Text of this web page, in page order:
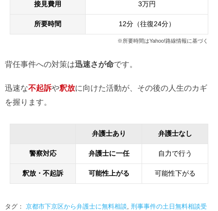
接見費用 3万円
所要時間 12分（往復24分）
※所要時間はYahoo!路線情報に基づく
背任事件への対策は迅速さが命です。
迅速な不起訴や釈放に向けた活動が、その後の人生のカギ
を握ります。
弁護士あり 弁護士なし
警察対応 弁護士に一任 自力で行う
釈放・不起訴 可能性上がる 可能性下がる
タグ： 京都市下京区から弁護士に無料相談, 刑事事件の土日無料相談受